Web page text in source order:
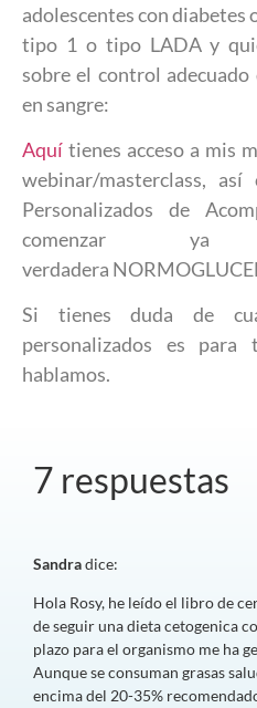
adolescentes con diabetes
tipo 1 o tipo LADA y
sobre el control adecuado
en sangre:
Aquí tienes acceso a mis
webinar/masterclass,
Personalizados de
comenzar
verdadera
Si tienes duda de
personalizados es
hablamos.
7 respuestas
Sandradice:
Hola Rosy, he leído el libro de
de seguir una dieta cetogenica
plazo para el organismo me ha
Aunque se consuman grasas
encima del 20-35%